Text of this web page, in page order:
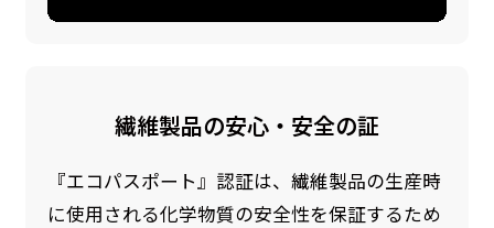
繊維製品の安心・安全の証
『エコパスポート』認証は、繊維製品の生産時
に使用される化学物質の安全性を保証するため